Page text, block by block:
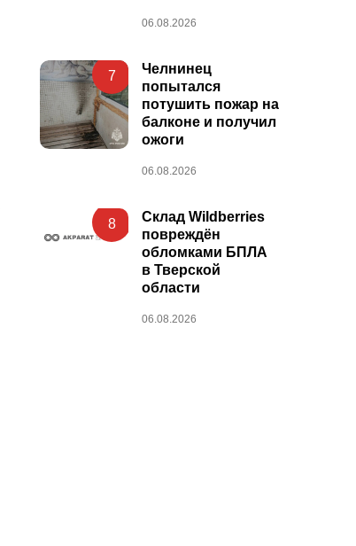
06.08.2026
7
Челнинец
попытался
потушить пожар на
балконе и получил
ожоги
06.08.2026
8
Склад Wildberries
повреждён
обломками БПЛА
в Тверской
области
06.08.2026